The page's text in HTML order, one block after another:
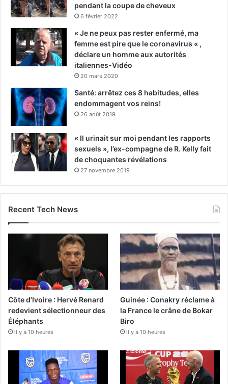
pendant la coupe de cheveux
6 février 2022
« Je ne peux pas rester enfermé, ma
femme est pire que le coronavirus « ,
déclare un homme aux autorités
italiennes-Vidéo
20 mars 2020
Santé: arrêtez ces 8 habitudes, elles
endommagent vos reins!
26 août 2019
« Il urinait sur moi pendant les rapports
sexuels », l’ex-compagne de R. Kelly fait
de choquantes révélations
27 novembre 2019
Recent Tech News
Côte d’Ivoire : Hervé Renard
redevient sélectionneur des
Éléphants
il y a 10 heures
Guinée : Conakry réclame à
la France le crâne de Bokar
Biro
il y a 10 heures